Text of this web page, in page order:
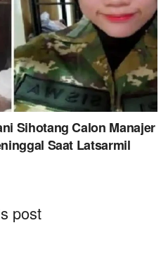
Sihotang Calon Manajer
Saat Latsarmil
post